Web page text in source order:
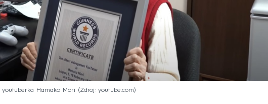
youtuberka Hamako Mori Zdroj: youtube.com